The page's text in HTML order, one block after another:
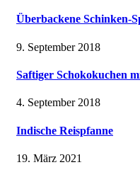
Überbackene Schinken-
9. September 2018
Saftiger Schokokuchen
4. September 2018
Indische Reispfanne
19. März 2021